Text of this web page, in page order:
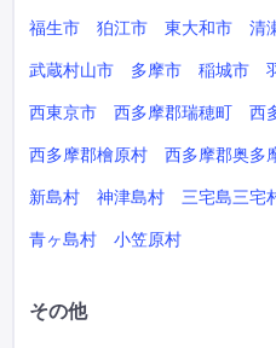
福生市 狛江市 東大和市 清
武蔵村山市 多摩市 稲城市
西東京市 西多摩郡瑞穂町 西
西多摩郡檜原村 西多摩郡奥多
新島村 神津島村 三宅島三宅
青ヶ島村 小笠原村
その他